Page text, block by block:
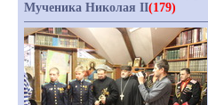
Мученика Николая II(179)